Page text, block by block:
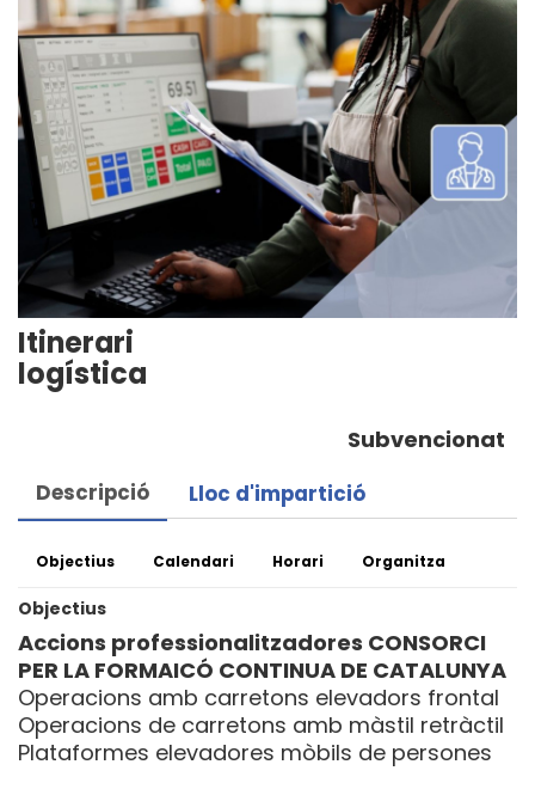
Itinerari
logística
Subvencionat
Descripció Lloc d'impartició
Objectius Calendari Horari Organitza
Objectius
Accions professionalitzadores CONSORCI
PER LA FORMAICÓ CONTINUA DE CATALUNYA
Operacions amb carretons elevadors frontal
Operacions de carretons amb màstil retràctil
Plataformes elevadores mòbils de persones